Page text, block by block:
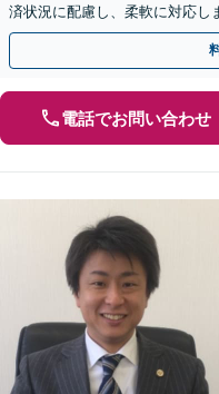
済状況に配慮し、柔軟に対応し
社の状況に応じたアドバイスを
電話でお問い合わせ